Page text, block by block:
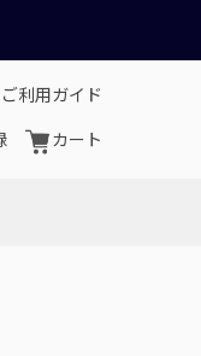
ご利用ガイド
カート